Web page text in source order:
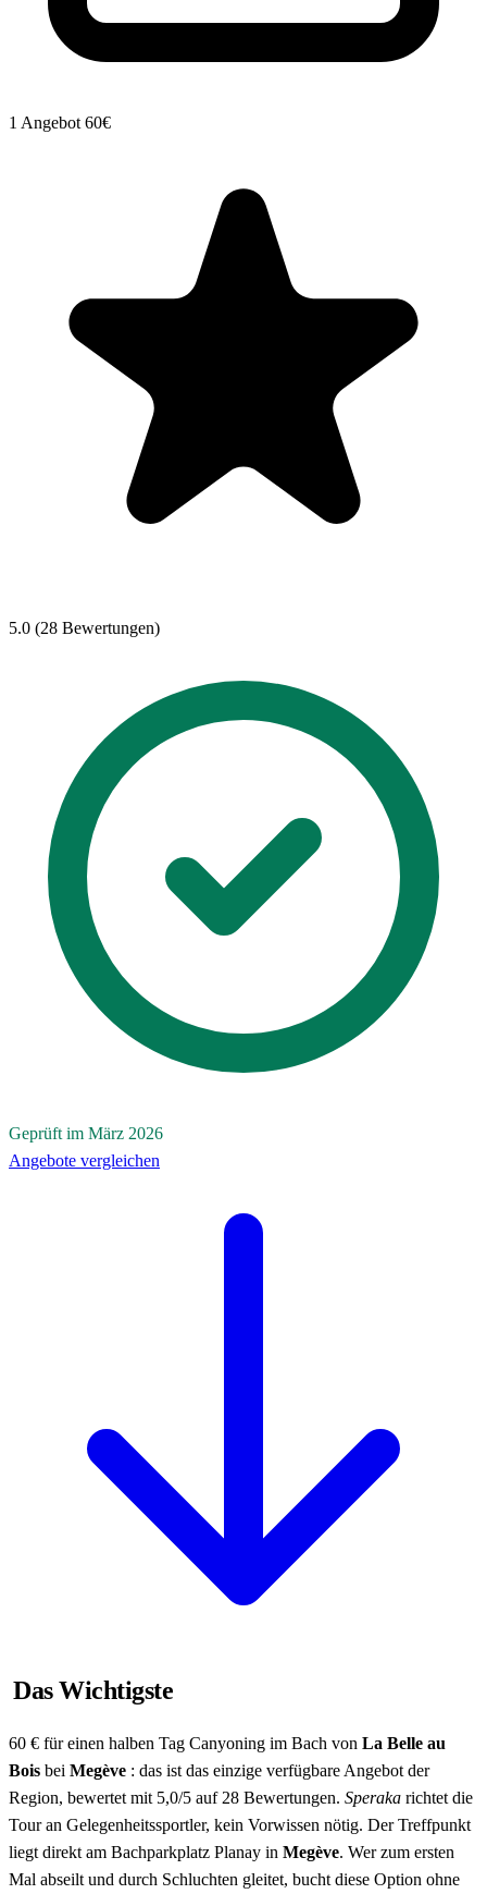
1 Angebot 60€
5.0 (28 Bewertungen)
Geprüft im März 2026
Angebote vergleichen
Das Wichtigste
60 € für einen halben Tag Canyoning im Bach von La Belle au
Bois bei Megève : das ist das einzige verfügbare Angebot der
Region, bewertet mit 5,0/5 auf 28 Bewertungen. Speraka richtet die
Tour an Gelegenheitssportler, kein Vorwissen nötig. Der Treffpunkt
liegt direkt am Bachparkplatz Planay in Megève. Wer zum ersten
Mal abseilt und durch Schluchten gleitet, bucht diese Option ohne